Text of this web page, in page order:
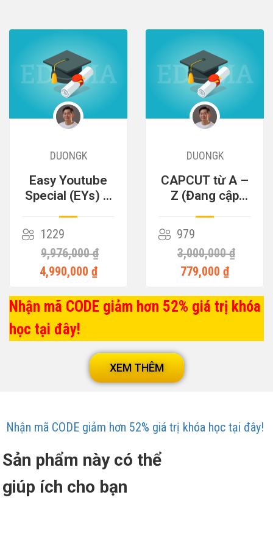
DUONGK
Easy Youtube
Special (EYs) –
Tiền
1229
9,976,000 ₫
4,990,000 ₫
DUONGK
CAPCUT từ A –
Z (Đang cập
979
3,000,000 ₫
779,000 ₫
Nhận mã CODE giảm hơn 52% giá trị khóa
học tại đây!
XEM THÊM
Nhận mã CODE giảm hơn 52% giá trị khóa học tại đây!
Sản phẩm này có thể
giúp ích cho bạn